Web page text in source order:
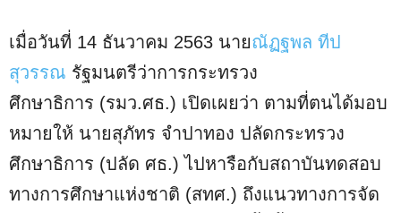
เมื่อวันที่ 14 ธันวาคม 2563 นายณัฏฐพล ทีป
สุวรรณ รัฐมนตรีว่าการกระทรวง
ศึกษาธิการ (รมว.ศธ.) เปิดเผยว่า ตามที่ตนได้มอบ
หมายให้ นายสุภัทร จำปาทอง ปลัดกระทรวง
ศึกษาธิการ (ปลัด ศธ.) ไปหารือกับสถาบันทดสอบ
ทางการศึกษาแห่งชาติ (สทศ.) ถึงแนวทางการจัด